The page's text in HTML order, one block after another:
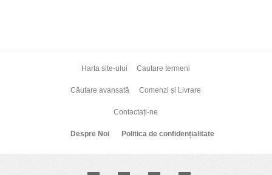
Harta site-ului Cautare termeni
Căutare avansată Comenzi și Livrare
Contactați-ne
Despre Noi Politica de confidențialitate